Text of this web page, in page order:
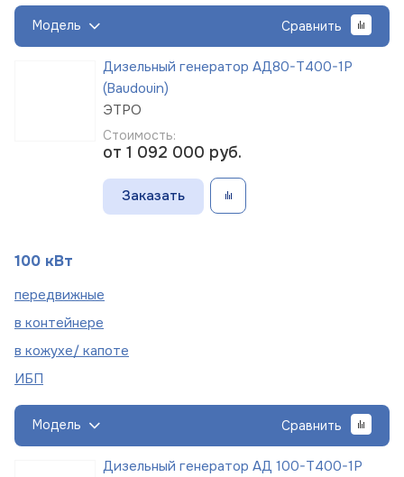
Модель Сравнить
Дизельный генератор АД80-Т400-1Р
(Baudouin)
ЭТРО
Стоимость:
от 1 092 000 руб.
Заказать
100 кВт
передвижные
в контейнере
в кожухе/ капоте
ИБП
Модель Сравнить
Дизельный генератор АД 100-Т400-1Р